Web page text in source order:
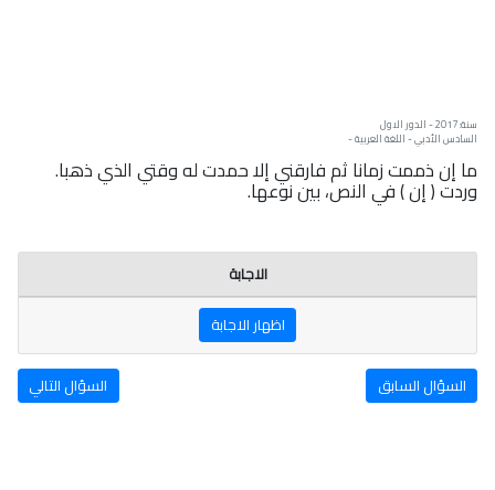
سنة: 2017 - الدور الاول
السادس الأدبي - اللغة العربية -
ما إن ذممت زمانا ثم فارقني إلا حمدت له وقتي الذي ذهبا.
وردت ( إن ) في النص، بين نوعها.
الاجابة
اظهار الاجابة
السؤال السابق السؤال التالي